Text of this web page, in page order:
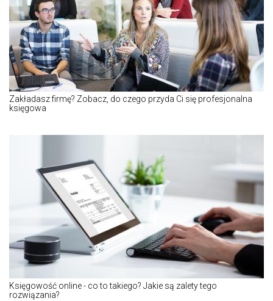
Zakładasz firmę? Zobacz, do czego przyda Ci się profesjonalna
księgowa
Księgowość online - co to takiego? Jakie są zalety tego
rozwiązania?